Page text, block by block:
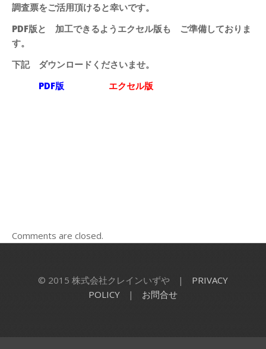
調査票をご活用頂けると幸いです。
PDF版と 加工できるようエクセル版も ご準備しておりま
す。
下記 ダウンロードくださいませ。
PDF版
エクセル版
Comments are closed.
© 2015 株式会社クレインいずや |
PRIVACY
POLICY
| お問合せ